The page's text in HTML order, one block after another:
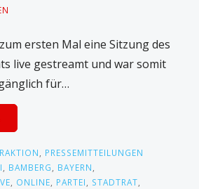
ersten Mal eine Sitzung des
live gestreamt und war somit
für…
, PRESSEMITTEILUNGEN
, BAMBERG, BAYERN,
, ONLINE, PARTEI, STADTRAT,